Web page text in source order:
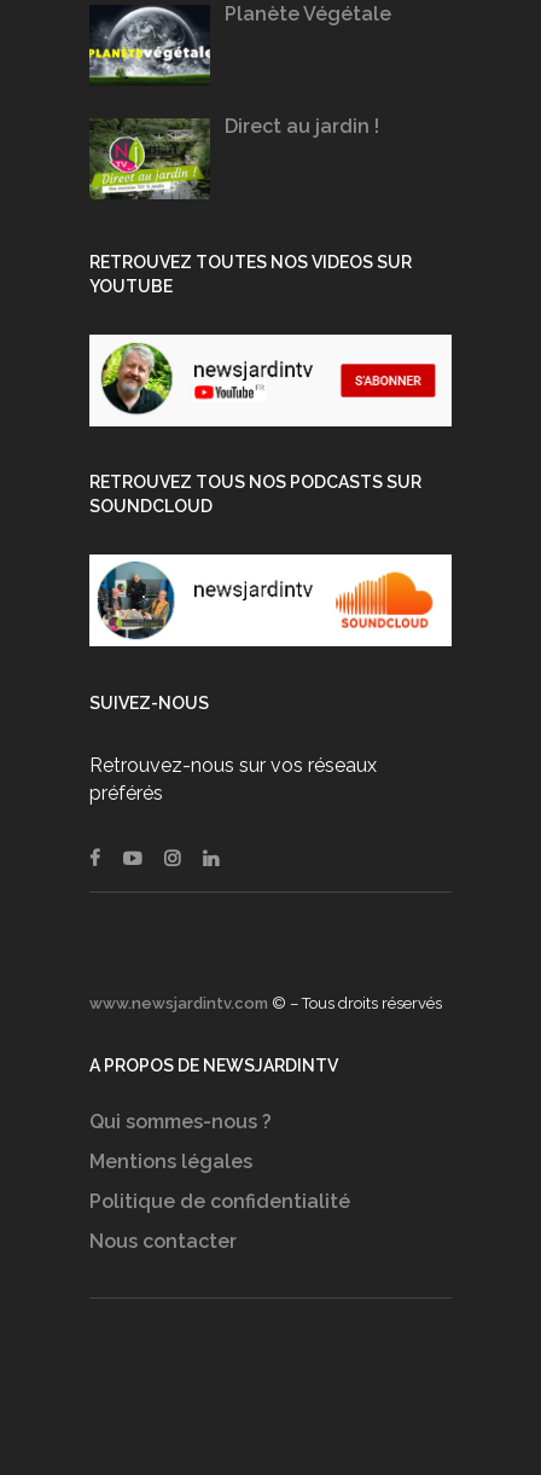
Planète Végétale
Direct au jardin !
RETROUVEZ TOUTES NOS VIDEOS SUR
YOUTUBE
RETROUVEZ TOUS NOS PODCASTS SUR
SOUNDCLOUD
SUIVEZ-NOUS
Retrouvez-nous sur vos réseaux
préférés
www.newsjardintv.com © – Tous droits réservés
A PROPOS DE NEWSJARDINTV
Qui sommes-nous ?
Mentions légales
Politique de confidentialité
Nous contacter